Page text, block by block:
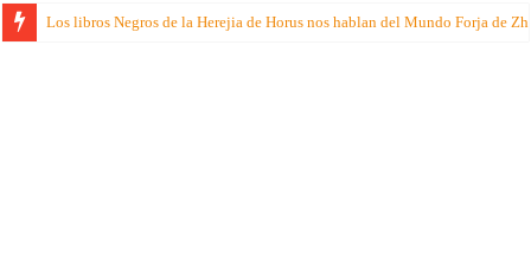
Los libros Negros de la Herejia de Horus nos hablan del Mundo Forja de